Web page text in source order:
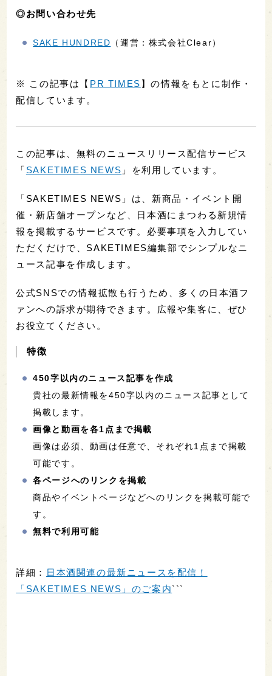
◎お問い合わせ先
SAKE HUNDRED （運営：株式会社Clear）
※ この記事は【 PR TIMES 】の情報をもとに制作・
配信しています。
この記事は、無料のニュースリリース配信サービス
「 SAKETIMES NEWS 」を利用しています。
「SAKETIMES NEWS」は、新商品・イベント開
催・新店舗オープンなど、日本酒にまつわる新規情
報を掲載するサービスです。必要事項を入力してい
ただくだけで、SAKETIMES編集部でシンプルなニ
ュース記事を作成します。
公式SNSでの情報拡散も行うため、多くの日本酒フ
ァンへの訴求が期待できます。広報や集客に、ぜひ
お役立てください。
特徴
450字以内のニュース記事を作成
貴社の最新情報を450字以内のニュース記事として
掲載します。
画像と動画を各1点まで掲載
画像は必須、動画は任意で、それぞれ1点まで掲載
可能です。
各ページへのリンクを掲載
商品やイベントページなどへのリンクを掲載可能で
す。
無料で利用可能
詳細：
日本酒関連の最新ニュースを配信！
「SAKETIMES NEWS」のご案内```